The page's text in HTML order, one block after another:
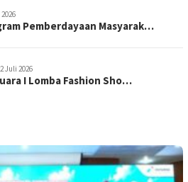
Pemberdayaan Masyarak…
Juli 2026
I Lomba Fashion Sho…